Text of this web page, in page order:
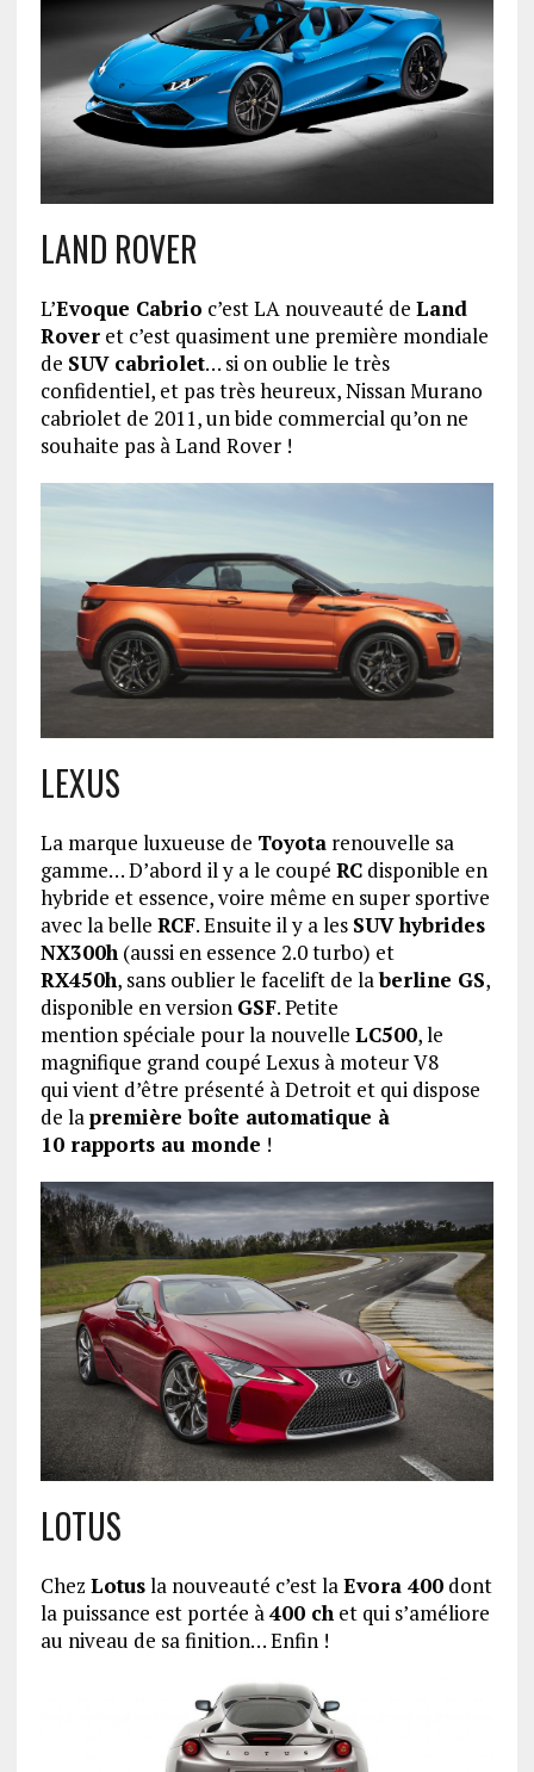
LAND ROVER
L’Evoque Cabrio c’est LA nouveauté de Land
Roveret c’est quasiment une première mondiale
de SUV cabriolet… si on oublie le très
confidentiel, et pas très heureux, Nissan Murano
cabriolet de 2011, un bide commercial qu’on ne
souhaite pas à Land Rover !
LEXUS
La marque luxueuse de Toyotarenouvelle sa
gamme… D’abord il y a le coupé RCdisponible en
hybride et essence, voire même en super sportive
avec la belle RCF. Ensuite il y a les SUV hybrides
NX300h(aussi en essence 2.0 turbo) et
RX450h, sans oublier le facelift de laberline GS,
disponible en version GSF. Petite
mention spéciale pour la nouvelle LC500, le
magnifique grand coupé Lexus à moteur V8
qui vient d’être présenté à Detroit et qui dispose
de lapremière boîte automatique à
10 rapports au monde !
LOTUS
Chez Lotusla nouveauté c’est laEvora 400dont
la puissance est portée à400 chet qui s’améliore
au niveau de sa finition… Enfin !